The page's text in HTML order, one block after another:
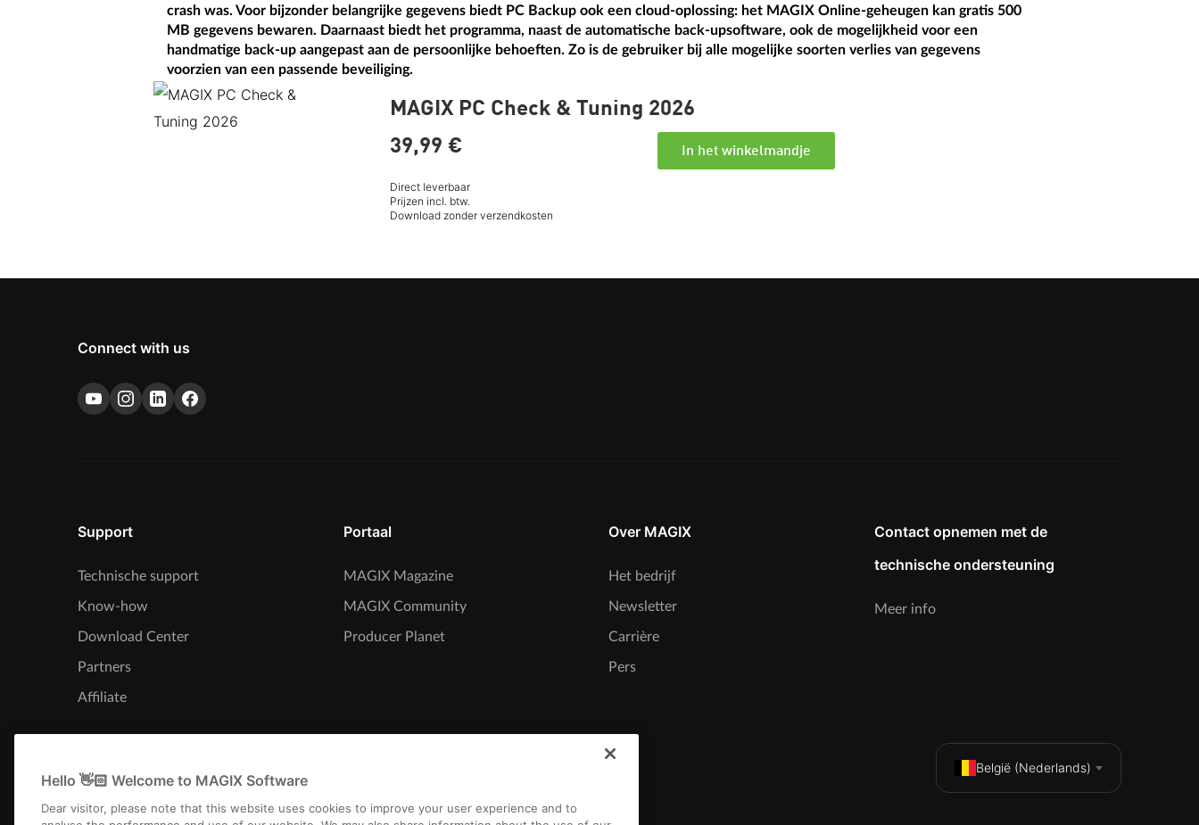
crash was. Voor bijzonder belangrijke gegevens biedt PC Backup ook een cloud-oplossing: het MAGIX Online-geheugen kan gratis 500
MB gegevens bewaren. Daarnaast biedt het programma, naast de automatische back-upsoftware, ook de mogelijkheid voor een
handmatige back-up aangepast aan de persoonlijke behoeften. Zo is de gebruiker bij alle mogelijke soorten verlies van gegevens
voorzien van een passende beveiliging.
MAGIX PC Check & Tuning 2026
39,99 € In het winkelmandje
Direct leverbaar
Prijzen incl. btw.
Download zonder verzendkosten
Connect with us
Support
Technische support
Know-how
Download Center
Partners
Affiliate
Portaal
MAGIX Magazine
MAGIX Community
Producer Planet
Over MAGIX
Het bedrijf
Newsletter
Carrière
Pers
Contact opnemen met de
technische ondersteuning
Meer info
België (Nederlands)
Hello 👋🏻 Welcome to MAGIX Software
Dear visitor, please note that this website uses cookies to improve your user experience and to